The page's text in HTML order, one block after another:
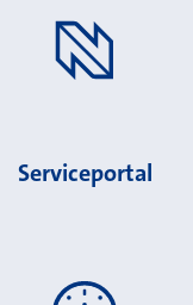
Serviceportal